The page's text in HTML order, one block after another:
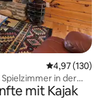
4,97 (130)
in der
mit Kajak